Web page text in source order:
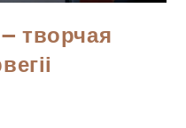
творчая